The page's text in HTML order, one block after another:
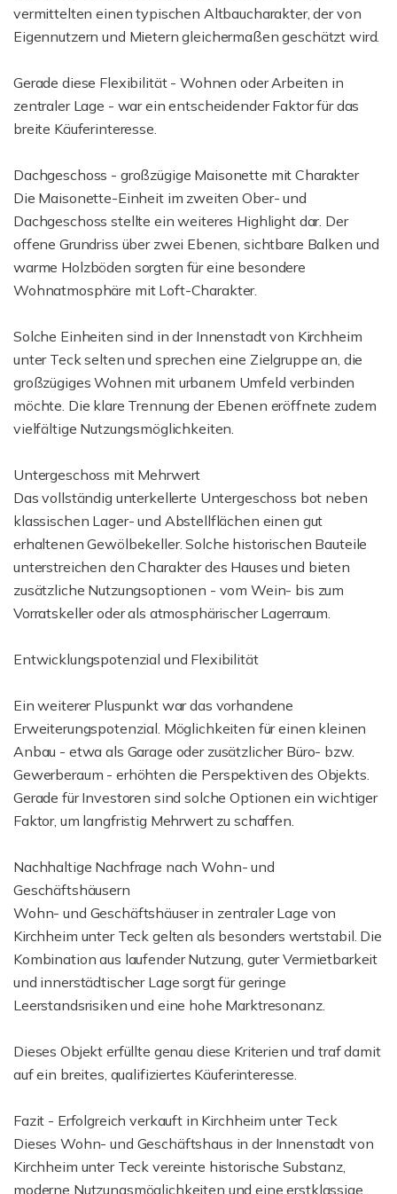
vermittelten einen typischen Altbaucharakter, der von
Eigennutzern und Mietern gleichermaßen geschätzt wird.
Gerade diese Flexibilität - Wohnen oder Arbeiten in
zentraler Lage - war ein entscheidender Faktor für das
breite Käuferinteresse.
Dachgeschoss - großzügige Maisonette mit Charakter
Die Maisonette-Einheit im zweiten Ober- und
Dachgeschoss stellte ein weiteres Highlight dar. Der
offene Grundriss über zwei Ebenen, sichtbare Balken und
warme Holzböden sorgten für eine besondere
Wohnatmosphäre mit Loft-Charakter.
Solche Einheiten sind in der Innenstadt von Kirchheim
unter Teck selten und sprechen eine Zielgruppe an, die
großzügiges Wohnen mit urbanem Umfeld verbinden
möchte. Die klare Trennung der Ebenen eröffnete zudem
vielfältige Nutzungsmöglichkeiten.
Untergeschoss mit Mehrwert
Das vollständig unterkellerte Untergeschoss bot neben
klassischen Lager- und Abstellflächen einen gut
erhaltenen Gewölbekeller. Solche historischen Bauteile
unterstreichen den Charakter des Hauses und bieten
zusätzliche Nutzungsoptionen - vom Wein- bis zum
Vorratskeller oder als atmosphärischer Lagerraum.
Entwicklungspotenzial und Flexibilität
Ein weiterer Pluspunkt war das vorhandene
Erweiterungspotenzial. Möglichkeiten für einen kleinen
Anbau - etwa als Garage oder zusätzlicher Büro- bzw.
Gewerberaum - erhöhten die Perspektiven des Objekts.
Gerade für Investoren sind solche Optionen ein wichtiger
Faktor, um langfristig Mehrwert zu schaffen.
Nachhaltige Nachfrage nach Wohn- und
Geschäftshäusern
Wohn- und Geschäftshäuser in zentraler Lage von
Kirchheim unter Teck gelten als besonders wertstabil. Die
Kombination aus laufender Nutzung, guter Vermietbarkeit
und innerstädtischer Lage sorgt für geringe
Leerstandsrisiken und eine hohe Marktresonanz.
Dieses Objekt erfüllte genau diese Kriterien und traf damit
auf ein breites, qualifiziertes Käuferinteresse.
Fazit - Erfolgreich verkauft in Kirchheim unter Teck
Dieses Wohn- und Geschäftshaus in der Innenstadt von
Kirchheim unter Teck vereinte historische Substanz,
moderne Nutzungsmöglichkeiten und eine erstklassige